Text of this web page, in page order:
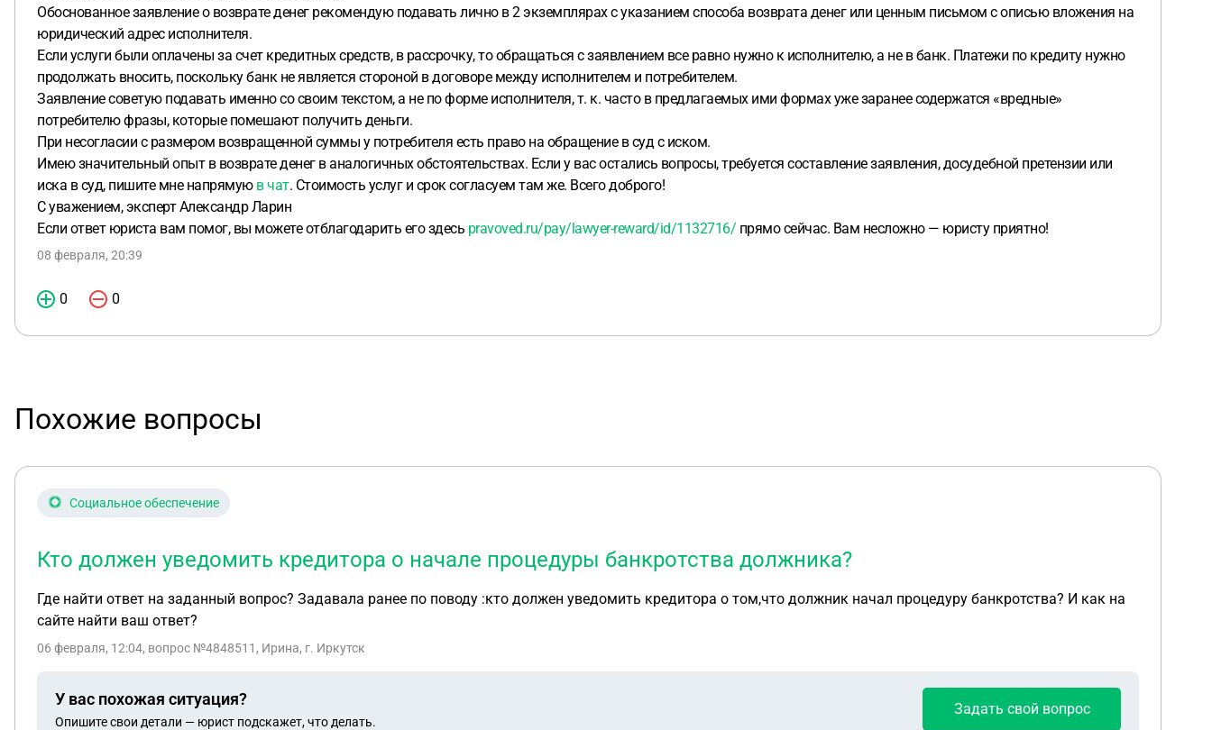
Обоснованное заявление о возврате денег рекомендую подавать лично в 2 экземплярах с указанием способа возврата денег или ценным письмом с описью вложения на
юридический адрес исполнителя.
Если услуги были оплачены за счет кредитных средств, в рассрочку, то обращаться с заявлением все равно нужно к исполнителю, а не в банк. Платежи по кредиту нужно
продолжать вносить, поскольку банк не является стороной в договоре между исполнителем и потребителем.
Заявление советую подавать именно со своим текстом, а не по форме исполнителя, т. к. часто в предлагаемых ими формах уже заранее содержатся «вредные»
потребителю фразы, которые помешают получить деньги.
При несогласии с размером возвращенной суммы у потребителя есть право на обращение в суд с иском.
Имею значительный опыт в возврате денег в аналогичных обстоятельствах. Если у вас остались вопросы, требуется составление заявления, досудебной претензии или
иска в суд, пишите мне напрямую в чат. Стоимость услуг и срок согласуем там же. Всего доброго!
С уважением, эксперт Александр Ларин
Если ответ юриста вам помог, вы можете отблагодарить его здесь pravoved.ru/pay/lawyer-reward/id/1132716/ прямо сейчас. Вам несложно — юристу приятно!
08 февраля, 20:39
0 0
Похожие вопросы
Социальное обеспечение
Кто должен уведомить кредитора о начале процедуры банкротства должника?
Где найти ответ на заданный вопрос? Задавала ранее по поводу :кто должен уведомить кредитора о том,что должник начал процедуру банкротства? И как на
сайте найти ваш ответ?
06 февраля, 12:04, вопрос №4848511, Ирина, г. Иркутск
У вас похожая ситуация?
Опишите свои детали — юрист подскажет, что делать.
Задать свой вопрос